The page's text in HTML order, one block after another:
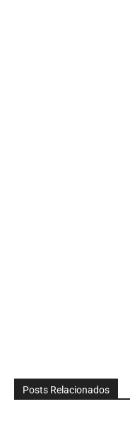
Posts Relacionados